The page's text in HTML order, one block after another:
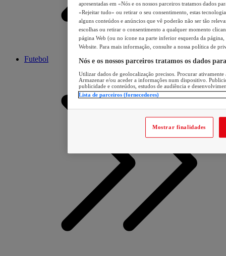
Futebol
apresentadas em «Nós e os nossos parceiros tratamos dados
«Rejeitar tudo» ou retirar o seu consentimento, estas
alguns conteúdos e anúncios que vê poderão não ser tão
escolhas ou retirar o consentimento a qualquer momento
página Web (ou no ícone na parte inferior esquerda da página,
Website. Para mais informação, consulte a nossa política de
Nós e os nossos parceiros tratamos os dados
Utilizar dados de geolocalização precisos. Procurar
Armazenar e/ou aceder a informações num dispositivo.
publicidade e conteúdos, estudos de audiência e
Lista de parceiros (fornecedores)
Mostrar finalidades